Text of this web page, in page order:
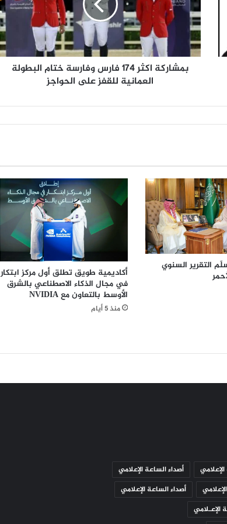
ر
ك
ة
ا
ك
٧
س
و
ف
ا
ر
س
ة
خ
ت
و
ا
ة
ق
بمشاركة اكثر ١٧٤ فارس وفارسة ختام البطولة
العمانية للقفز على الحواجز
التقرير السنوي
أكاديمية طويق تطلق أول مركز ابتكار
في مجال الذكاء الاصطناعي بالشرق
الأوسط بالتعاون مع NVIDIA
منذ 5 أيام
أصداء الساعة الإعلامي
أصداء الساعة الإعلامي
الإعـلامي